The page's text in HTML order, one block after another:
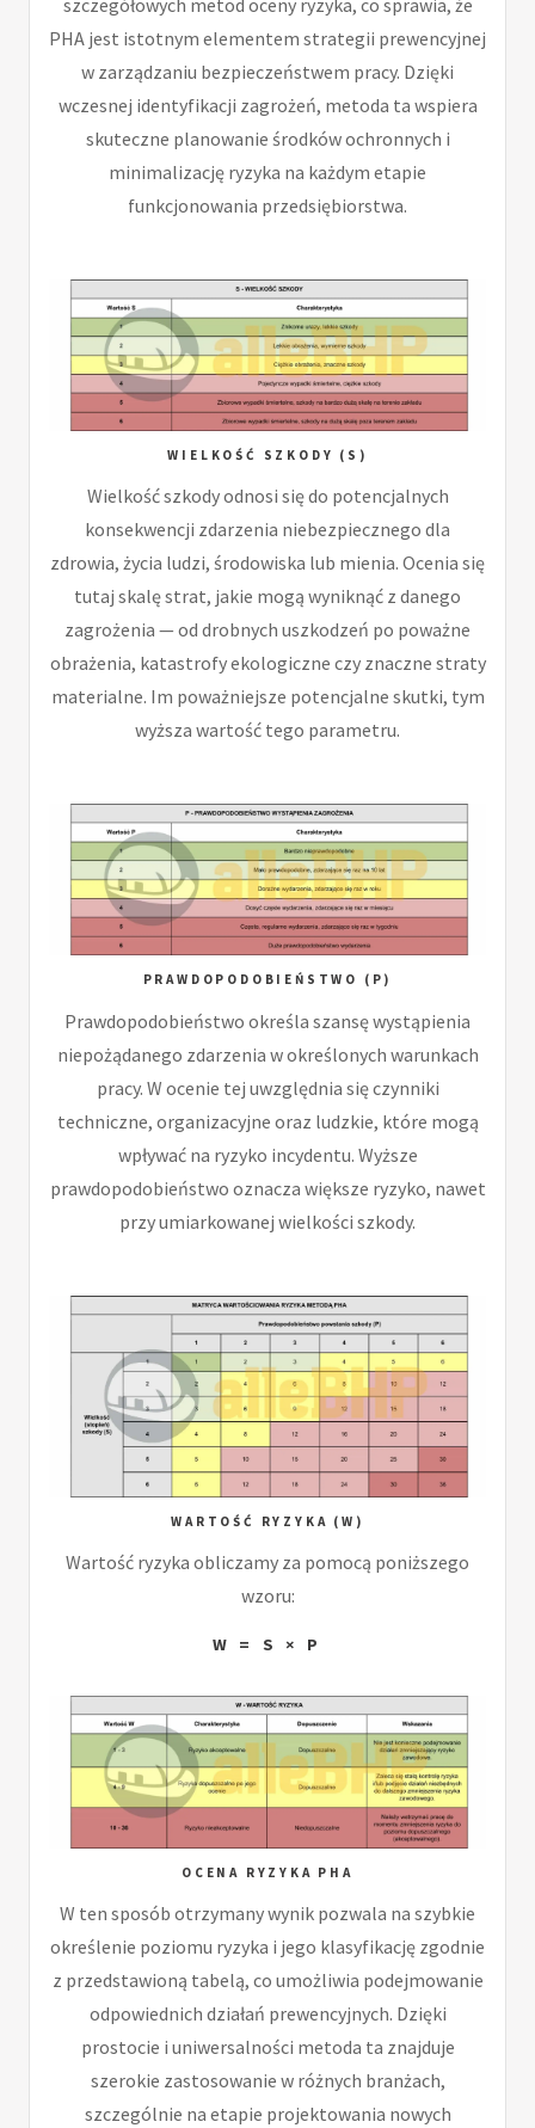
PHA jest istotnym elementem strategii prewencyjnej
w zarządzaniu bezpieczeństwem pracy. Dzięki
wczesnej identyfikacji zagrożeń, metoda ta wspiera
skuteczne planowanie środków ochronnych i
minimalizację ryzyka na każdym etapie
funkcjonowania przedsiębiorstwa.
WIELKOŚĆ SZKODY (S)
Wielkość szkody odnosi się do potencjalnych
konsekwencji zdarzenia niebezpiecznego dla
zdrowia, życia ludzi, środowiska lub mienia. Ocenia się
tutaj skalę strat, jakie mogą wyniknąć z danego
zagrożenia — od drobnych uszkodzeń po poważne
obrażenia, katastrofy ekologiczne czy znaczne straty
materialne. Im poważniejsze potencjalne skutki, tym
wyższa wartość tego parametru.
PRAWDOPODOBIEŃSTWO (P)
Prawdopodobieństwo określa szansę wystąpienia
niepożądanego zdarzenia w określonych warunkach
pracy. W ocenie tej uwzględnia się czynniki
techniczne, organizacyjne oraz ludzkie, które mogą
wpływać na ryzyko incydentu. Wyższe
prawdopodobieństwo oznacza większe ryzyko, nawet
przy umiarkowanej wielkości szkody.
WARTOŚĆ RYZYKA (W)
Wartość ryzyka obliczamy za pomocą poniższego
wzoru:
W = S × P
OCENA RYZYKA PHA
W ten sposób otrzymany wynik pozwala na szybkie
określenie poziomu ryzyka i jego klasyfikację zgodnie
z przedstawioną tabelą, co umożliwia podejmowanie
odpowiednich działań prewencyjnych. Dzięki
prostocie i uniwersalności metoda ta znajduje
szerokie zastosowanie w różnych branżach,
szczególnie na etapie projektowania nowych